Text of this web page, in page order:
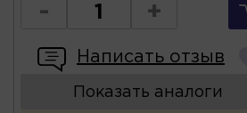
- +
Написать отзыв
Показать аналоги